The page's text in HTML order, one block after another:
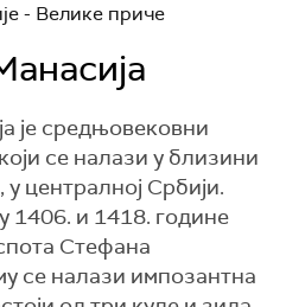
- Велике приче
је средњовековни
се налази у близини
централној Србији.
1406. и 1418. године
Стефана
се налази импозантна